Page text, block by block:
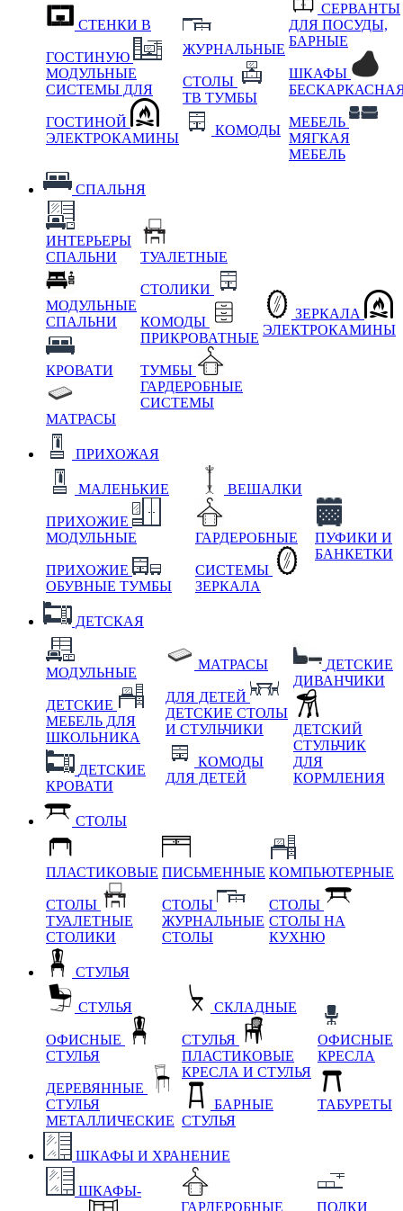
СТЕНКИ В
ГОСТИНУЮ
МОДУЛЬНЫЕ
СИСТЕМЫ ДЛЯ
ГОСТИНОЙ
ЭЛЕКТРОКАМИНЫ
ЖУРНАЛЬНЫЕ
СТОЛЫ
ТВ ТУМБЫ
КОМОДЫ
СЕРВАНТЫ
ДЛЯ ПОСУДЫ,
БАРНЫЕ
ШКАФЫ
МЕБЕЛЬ
МЯГКАЯ
МЕБЕЛЬ
СПАЛЬНЯ
ИНТЕРЬЕРЫ
СПАЛЬНИ
МОДУЛЬНЫЕ
СПАЛЬНИ
КРОВАТИ
МАТРАСЫ
ТУАЛЕТНЫЕ
СТОЛИКИ
КОМОДЫ
ПРИКРОВАТНЫЕ
ТУМБЫ
ГАРДЕРОБНЫЕ
СИСТЕМЫ
ЗЕРКАЛА
ЭЛЕКТРОКАМИНЫ
ПРИХОЖАЯ
МАЛЕНЬКИЕ
ПРИХОЖИЕ
МОДУЛЬНЫЕ
ПРИХОЖИЕ
ОБУВНЫЕ ТУМБЫ
ВЕШАЛКИ
ГАРДЕРОБНЫЕ
СИСТЕМЫ
ЗЕРКАЛА
ПУФИКИ И
БАНКЕТКИ
ДЕТСКАЯ
МОДУЛЬНЫЕ
ДЕТСКИЕ
МЕБЕЛЬ ДЛЯ
ШКОЛЬНИКА
ДЕТСКИЕ
КРОВАТИ
МАТРАСЫ
ДЛЯ ДЕТЕЙ
ДЕТСКИЕ СТОЛЫ
И СТУЛЬЧИКИ
КОМОДЫ
ДЛЯ ДЕТЕЙ
ДЕТСКИЕ
ДИВАНЧИКИ
ДЕТСКИЙ
СТУЛЬЧИК
ДЛЯ
КОРМЛЕНИЯ
СТОЛЫ
ПЛАСТИКОВЫЕ
СТОЛЫ
ТУАЛЕТНЫЕ
СТОЛИКИ
ПИСЬМЕННЫЕ
СТОЛЫ
ЖУРНАЛЬНЫЕ
СТОЛЫ
КОМПЬЮТЕРНЫЕ
СТОЛЫ
СТОЛЫ НА
КУХНЮ
СТУЛЬЯ
СТУЛЬЯ
ОФИСНЫЕ
СТУЛЬЯ
ДЕРЕВЯННЫЕ
СТУЛЬЯ
МЕТАЛЛИЧЕСКИЕ
СКЛАДНЫЕ
СТУЛЬЯ
ПЛАСТИКОВЫЕ
КРЕСЛА И СТУЛЬЯ
БАРНЫЕ
СТУЛЬЯ
ОФИСНЫЕ
КРЕСЛА
ТАБУРЕТЫ
ШКАФЫ И ХРАНЕНИЕ
ШКАФЫ-
ГАРДЕРОБНЫЕ
ПОЛКИ